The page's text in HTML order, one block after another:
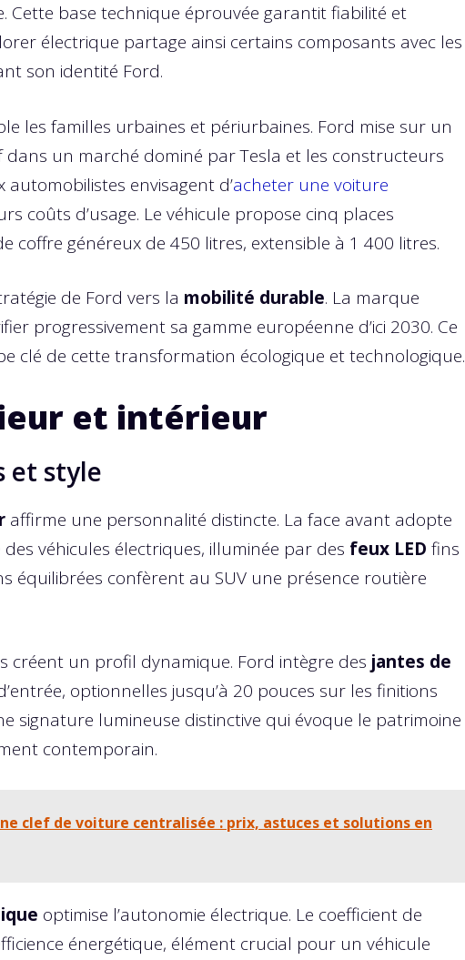
Cette base technique éprouvée garantit fiabilité et
électrique partage ainsi certains composants avec les
son identité Ford.
les familles urbaines et périurbaines. Ford mise sur un
un marché dominé par Tesla et les constructeurs
envisagent d’acheter une voiture
coûts d’usage. Le véhicule propose cinq places
coffre généreux de 450 litres, extensible à 1 400 litres.
de Ford vers la mobilité durable. La marque
progressivement sa gamme européenne d’ici 2030. Ce
clé de cette transformation écologique et technologique.
et intérieur
et style
affirme une personnalité distincte. La face avant adopte
véhicules électriques, illuminée par des feux LED fins
équilibrées confèrent au SUV une présence routière
créent un profil dynamique. Ford intègre des jantes de
optionnelles jusqu’à 20 pouces sur les finitions
signature lumineuse distinctive qui évoque le patrimoine
contemporain.
clef de voiture centralisée : prix, astuces et solutions en
optimise l’autonomie électrique. Le coefficient de
énergétique, élément crucial pour un véhicule